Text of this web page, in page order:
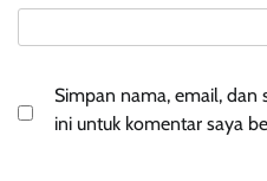
Simpan nama, email, dan
ini untuk komentar saya